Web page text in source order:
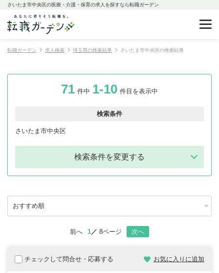
さいたま市中央区の医療・介護・保育の求人を探すなら転職ガーデン
転職ガーデン 求人検索 埼玉県の検索結果 さいたま市中央区の検索結果
71 件中 1-10 件目を表示中
検索条件
さいたま市中央区
検索条件を変更する
前へ 1 8ページ 次へ
チェックして問合せ・応募する お気に入りに追加